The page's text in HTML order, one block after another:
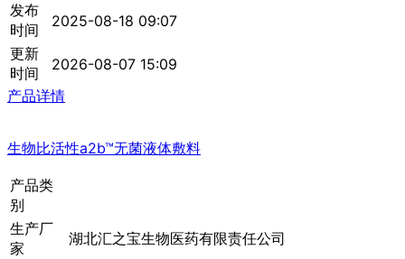
发布
时间
2025-08-18 09:07
更新
时间
2026-08-07 15:09
产品详情
生物比活性a2b™无菌液体敷料
产品类
别
生产厂
家
湖北汇之宝生物医药有限责任公司